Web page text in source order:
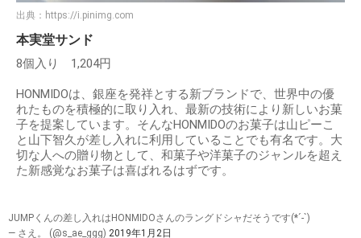
出典： https://i.pinimg.com
本実堂サンド
8個入り 1,204円
HONMIDOは、銀座を発祥とする新ブランドで、世界中の優
れたものを積極的に取り入れ、最新の技術により新しいお菓
子を提案しています。そんなHONMIDOのお菓子は山ピーこ
と山下智久が差し入れに利用していることでも有名です。大
切な人への贈り物として、和菓子や洋菓子のジャンルを超え
た新感覚なお菓子は喜ばれるはずです。
JUMPくんの差し入れはHONMIDOさんのラングドシャだそうです(*´-`)
— さえ。 (@s_ae_ggg) 2019年1月2日